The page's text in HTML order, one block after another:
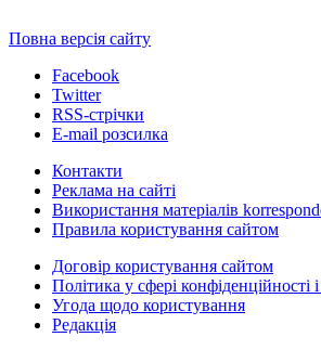
Повна версія сайту
Facebook
Twitter
RSS-стрічки
E-mail розсилка
Контакти
Реклама на сайті
Використання матеріалів
Правила користування сайтом
Договір користування сайтом
Політика у сфері конфіденційності
Угода щодо користування
Редакція